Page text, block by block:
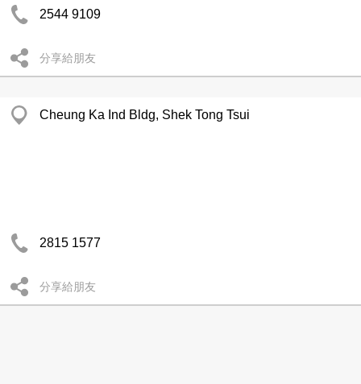
2544 9109
分享給朋友
Cheung Ka Ind Bldg, Shek Tong Tsui
2815 1577
分享給朋友